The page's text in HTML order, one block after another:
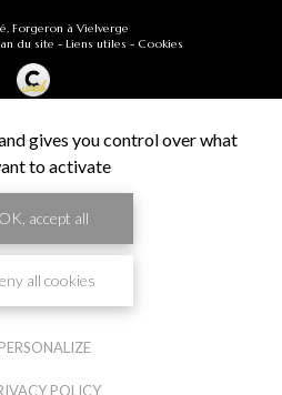
Forgeron à Vielverge
du site - Liens utiles - Cookies
/10
gives you control over what
to activate
accept all
all cookies
PERSONALIZE
POLICY